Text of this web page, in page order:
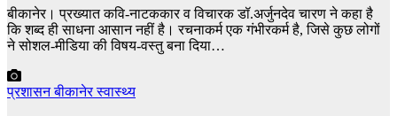
बीकानेर। प्रख्यात कवि-नाटककार व विचारक डॉ.अर्जुनदेव चारण ने कहा है
कि शब्द ही साधना आसान नहीं है। रचनाकर्म एक गंभीरकर्म है, जिसे कुछ लोगों
ने सोशल-मीडिया की विषय-वस्तु बना दिया…
प्रशासनबीकानेरस्वास्थ्य